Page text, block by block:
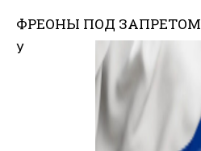
ФРЕОНЫ ПОД ЗАПРЕТОМ
У